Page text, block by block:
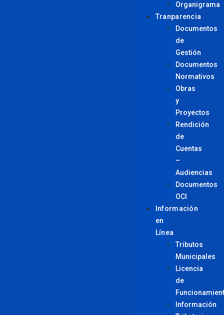
Organigrama
Tranparencia
Documentos
de
Gestión
Documentos
Normativos
Obras
y
Proyectos
Rendición
de
Cuentas
–
Audiencias
Documentos
OCI
Información
en
Línea
Tributos
Municipales
Licencia
de
Información